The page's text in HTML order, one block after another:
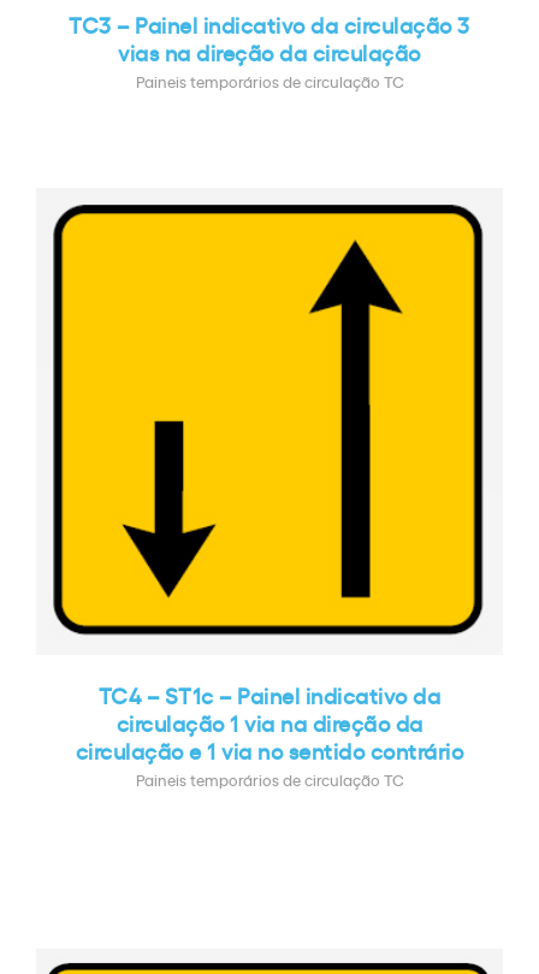
TC3 – Painel indicativo da circulação 3
vias na direção da circulação
Paineis temporários de circulação TC
TC4 – ST1c – Painel indicativo da
circulação 1 via na direção da
circulação e 1 via no sentido contrário
Paineis temporários de circulação TC